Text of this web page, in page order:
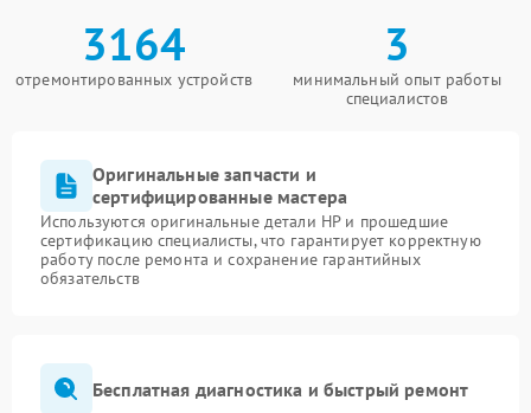
3164
отремонтированных устройств
3
минимальный опыт работы
специалистов
Оригинальные запчасти и
сертифицированные мастера
Используются оригинальные детали HP и прошедшие
сертификацию специалисты, что гарантирует корректную
работу после ремонта и сохранение гарантийных
обязательств
Бесплатная диагностика и быстрый ремонт